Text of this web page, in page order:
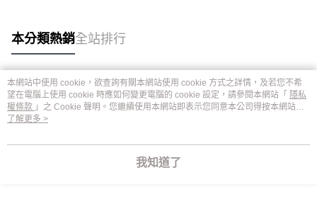
本分類熱銷全站排行
熱門標籤
本網站中使用 cookie，欲查詢有關本網站使用 cookie 方式之詳情，及若您不希
望在電腦上使用 cookie 時應如何變更電腦的 cookie 設定，請參閱本網站「 隱私
權條款 」之 Cookie 聲明。您繼續使用本網站即表示您同意本公司得按本網站使
用條款之 Cookie 聲明使用 cookie。
了解更多 >
我知道了